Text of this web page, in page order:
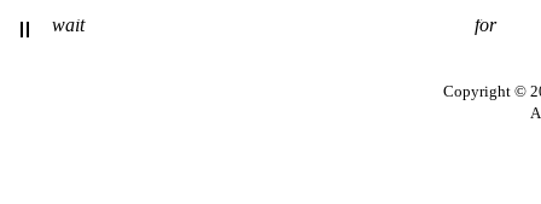
wait
for
Copyright ©